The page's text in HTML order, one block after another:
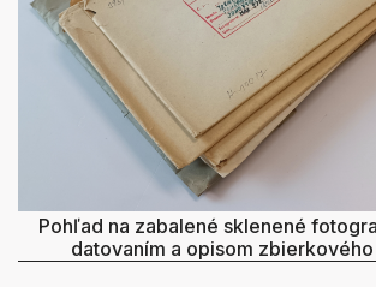
Pohľad na zabalené sklenené
datovaním a opisom